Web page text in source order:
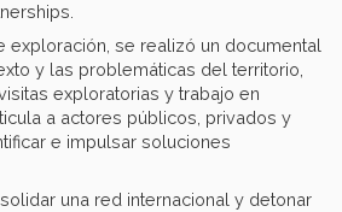
exploración, se realizó un documental
y las problemáticas del territorio,
exploratorias y trabajo en
a actores públicos, privados y
e impulsar soluciones
una red internacional y detonar